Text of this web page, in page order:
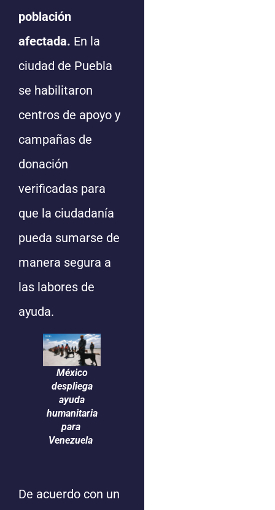
población
afectada. En la
ciudad de Puebla
se habilitaron
centros de apoyo y
campañas de
donación
verificadas para
que la ciudadanía
pueda sumarse de
manera segura a
las labores de
ayuda.
México
despliega
ayuda
humanitaria
para
Venezuela
De acuerdo con un